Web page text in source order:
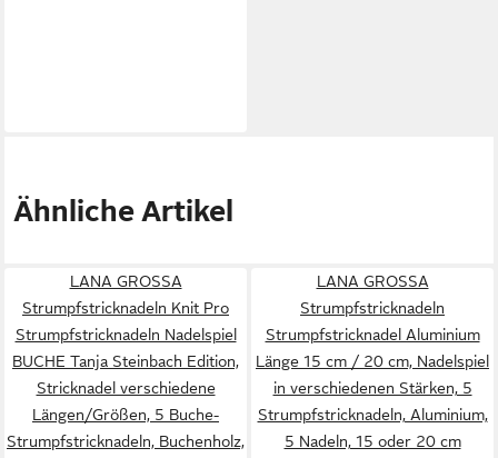
Ähnliche Artikel
LANA GROSSA
Strumpfstricknadeln Knit Pro
Strumpfstricknadeln Nadelspiel
BUCHE Tanja Steinbach Edition,
Stricknadel verschiedene
Längen/Größen, 5 Buche-
Strumpfstricknadeln, Buchenholz,
LANA GROSSA
Strumpfstricknadeln
Strumpfstricknadel Aluminium
Länge 15 cm / 20 cm, Nadelspiel
in verschiedenen Stärken, 5
Strumpfstricknadeln, Aluminium,
5 Nadeln, 15 oder 20 cm